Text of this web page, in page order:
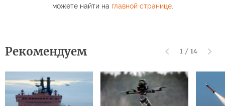
можете найти на главной странице.
Рекомендуем 1 / 14